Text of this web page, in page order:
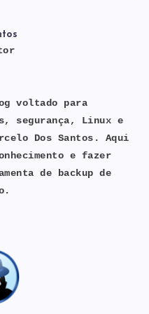
voltado para
segurança, Linux e
Dos Santos. Aqui
e fazer
de backup de